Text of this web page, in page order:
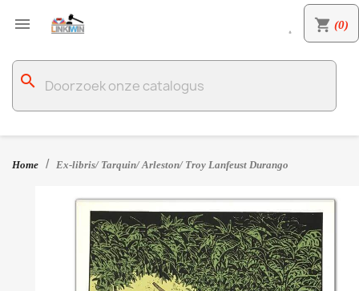
 shopping_cart (0)

search
Home Ex-libris/ Tarquin/ Arleston/ Troy Lanfeust Durango